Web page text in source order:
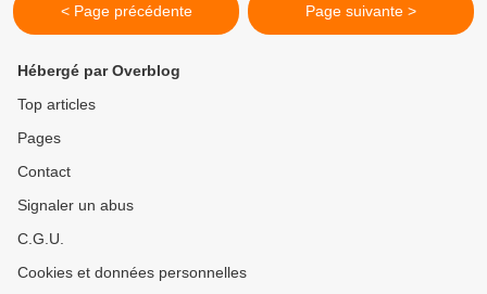
< Page précédente Page suivante >
Hébergé par Overblog
Top articles
Pages
Contact
Signaler un abus
C.G.U.
Cookies et données personnelles